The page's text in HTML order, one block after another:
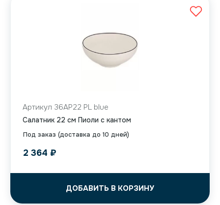
Под заказ (доставка до 10 дней)
Артикул 36AP22 PL blue
Салатник 22 см Пиоли с кантом
2 364 ₽
ДОБАВИТЬ В КОРЗИНУ